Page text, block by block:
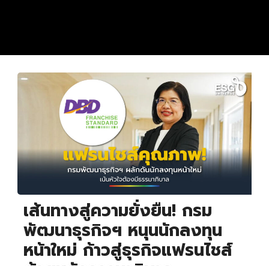
เส้นทางสู่ความยั่งยืน! กรม
พัฒนาธุรกิจฯ หนุนนักลงทุน
หน้าใหม่ ก้าวสู่ธุรกิจแฟรนไชส์